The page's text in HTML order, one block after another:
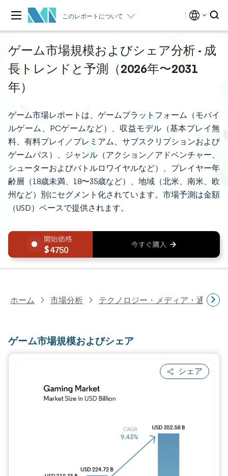
このレポートについて
ゲーム市場規模およびシェア分析 - 成
長トレンドと予測（2026年〜2031
年）
ゲーム市場レポートは、ゲームプラットフォーム（モバイ
ルゲーム、PCゲームなど）、収益モデル（基本プレイ無
料、有料プレイ／プレミアム、サブスクリプションおよび
ゲームパス）、ジャンル（アクション／アドベンチャー、
シューターおよびバトルロワイヤルなど）、プレイヤー年
齢層（18歳未満、18〜35歳など）、地域（北米、南米、欧
州など）別にセグメント化されています。市場予測は金額
（USD）ベースで提供されます。
4750
ホーム 市場分析 テクノロジー・メディア・通信研
ゲーム市場規模およびシェア
シェア